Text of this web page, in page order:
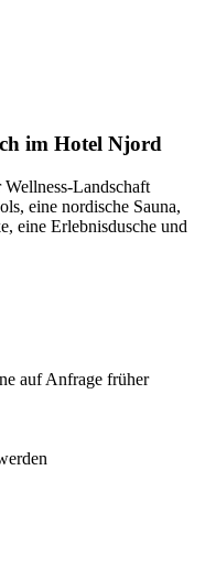
im Hotel Njord
Wellness-Landschaft
eine nordische Sauna,
eine Erlebnisdusche und
auf Anfrage früher